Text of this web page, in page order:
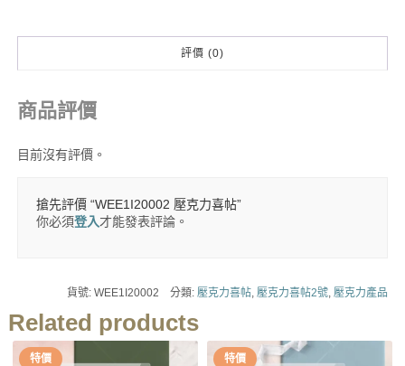
評價 (0)
商品評價
目前沒有評價。
搶先評價 “WEE1I20002 壓克力喜帖”
你必須登入才能發表評論。
貨號:WEE1I20002 分類:壓克力喜帖 ,壓克力喜帖2號 ,壓克力產品
Related products
特價 特價